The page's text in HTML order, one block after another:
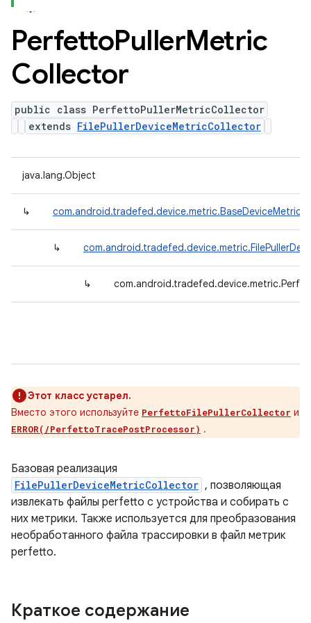
PerfettoPullerMetric
Collector
public class PerfettoPullerMetricCollector
extends FilePullerDeviceMetricCollector
java.lang.Object
↳
↳
↳
Этот класс устарел.
Вместо этого используйте PerfettoFilePullerCollector и
ERROR(/PerfettoTracePostProcessor) .
Базовая реализация
FilePullerDeviceMetricCollector , позволяющая
извлекать файлы perfetto с устройства и собирать с
них метрики. Также используется для преобразования
необработанного файла трассировки в файл метрик
perfetto.
Краткое содержание